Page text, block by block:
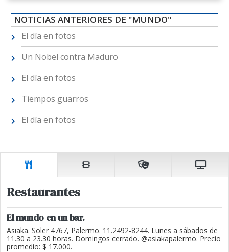
NOTICIAS ANTERIORES DE "MUNDO"
El día en fotos
Un Nobel contra Maduro
El día en fotos
Tiempos guarros
El día en fotos
Restaurantes
El mundo en un bar.
Asiaka. Soler 4767, Palermo. 11.2492-8244. Lunes a sábados de
11.30 a 23.30 horas. Domingos cerrado. @asiakapalermo. Precio
promedio: $ 17.000.